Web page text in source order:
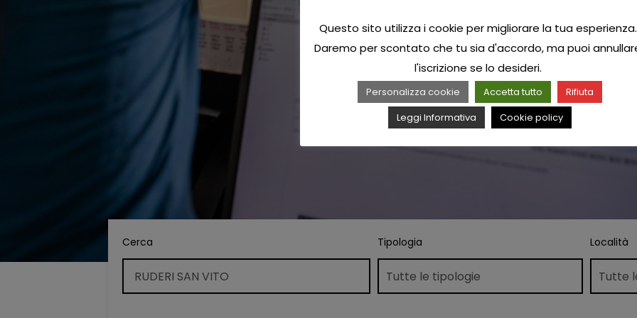
Cerca Tipologia Località
Questo sito utilizza i cookie per migliorare la tua esperienza.
Daremo per scontato che tu sia d'accordo, ma puoi
l'iscrizione se lo desideri.
Personalizza cookie Accetta tutto
Rifiuta
Leggi Informativa
Cookie policy